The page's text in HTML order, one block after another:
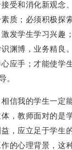
受和消化新观念
质；必须积极探
发学生学习兴趣
渊博，业务精良
应手；才能使学
。
信我的学生一定
，教师面对的是
，应立足于学生
的心理背景，这